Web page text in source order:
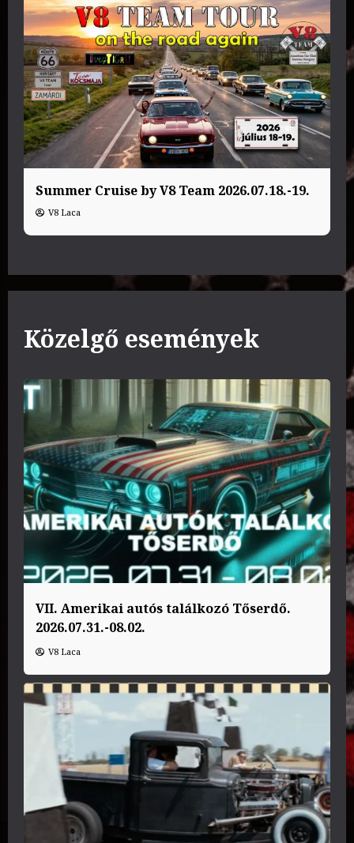
Summer Cruise by V8 Team 2026.07.18.-19.
V8 Laca
Közelgő események
VII. Amerikai autós találkozó Tőserdő.
2026.07.31.-08.02.
V8 Laca